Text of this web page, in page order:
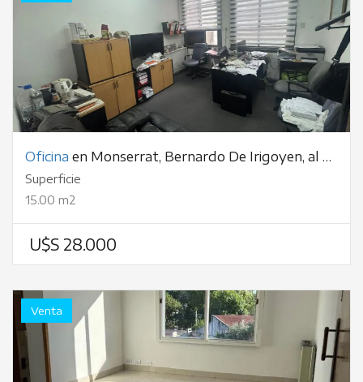
Oficina en Monserrat, Bernardo De Irigoyen, al 300
Superficie
15.00 m2
U$S 28.000
Venta